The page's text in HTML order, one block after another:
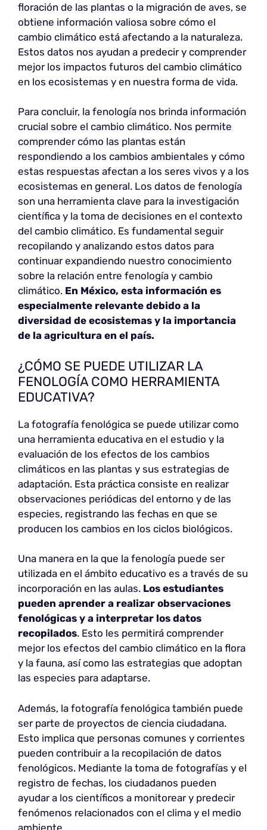
floración de las plantas o la migración de aves, se
obtiene información valiosa sobre cómo el
cambio climático está afectando a la naturaleza.
Estos datos nos ayudan a predecir y comprender
mejor los impactos futuros del cambio climático
en los ecosistemas y en nuestra forma de vida.
Para concluir, la fenología nos brinda información
crucial sobre el cambio climático. Nos permite
comprender cómo las plantas están
respondiendo a los cambios ambientales y cómo
estas respuestas afectan a los seres vivos y a los
ecosistemas en general. Los datos de fenología
son una herramienta clave para la investigación
científica y la toma de decisiones en el contexto
del cambio climático. Es fundamental seguir
recopilando y analizando estos datos para
continuar expandiendo nuestro conocimiento
sobre la relación entre fenología y cambio
climático. En México, esta información es
especialmente relevante debido a la
diversidad de ecosistemas y la importancia
de la agricultura en el país.
¿CÓMO SE PUEDE UTILIZAR LA
FENOLOGÍA COMO HERRAMIENTA
EDUCATIVA?
La fotografía fenológica se puede utilizar como
una herramienta educativa en el estudio y la
evaluación de los efectos de los cambios
climáticos en las plantas y sus estrategias de
adaptación. Esta práctica consiste en realizar
observaciones periódicas del entorno y de las
especies, registrando las fechas en que se
producen los cambios en los ciclos biológicos.
Una manera en la que la fenología puede ser
utilizada en el ámbito educativo es a través de su
incorporación en las aulas. Los estudiantes
pueden aprender a realizar observaciones
fenológicas y a interpretar los datos
recopilados. Esto les permitirá comprender
mejor los efectos del cambio climático en la flora
y la fauna, así como las estrategias que adoptan
las especies para adaptarse.
Además, la fotografía fenológica también puede
ser parte de proyectos de ciencia ciudadana.
Esto implica que personas comunes y corrientes
pueden contribuir a la recopilación de datos
fenológicos. Mediante la toma de fotografías y el
registro de fechas, los ciudadanos pueden
ayudar a los científicos a monitorear y predecir
fenómenos relacionados con el clima y el medio
ambiente.